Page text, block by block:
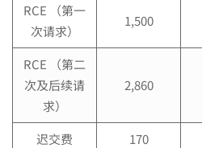
RCE （第一
次请求）
1,500
RCE （第二
次及后续请
求）
2,860
迟交费 170